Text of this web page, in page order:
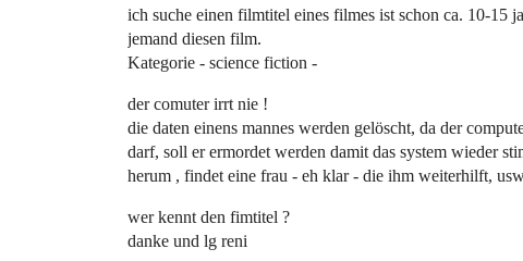
ich suche einen filmtitel eines filmes ist schon ca. 10-15
jemand diesen film.
Kategorie - science fiction -
der comuter irrt nie !
die daten einens mannes werden gelöscht, da der
darf, soll er ermordet werden damit das system wieder
herum , findet eine frau - eh klar - die ihm weiterhilft,
wer kennt den fimtitel ?
danke und lg reni